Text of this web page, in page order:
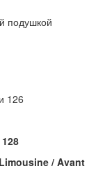
подушкой
126
/ Avant